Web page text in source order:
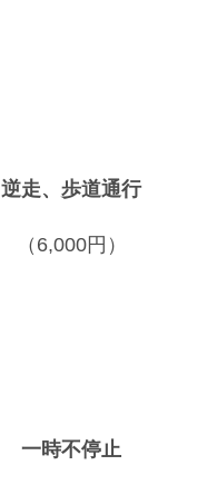
逆走、歩道通行
（6,000円）
一時不停止